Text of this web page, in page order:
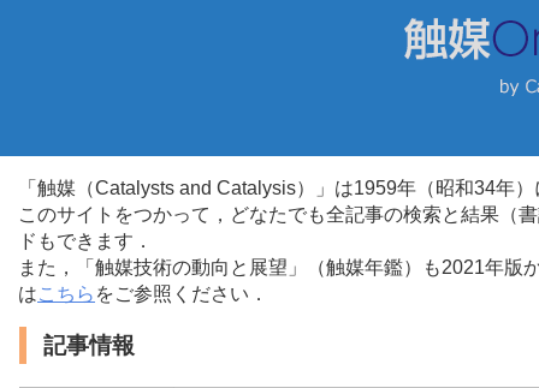
「触媒（Catalysts and Catalysis）」は1959年（昭和34年
このサイトをつかって，どなたでも全記事の検索と結果（
ドもできます．
また，「触媒技術の動向と展望」（触媒年鑑）も2021年
はこちら をご参照ください．
記事情報